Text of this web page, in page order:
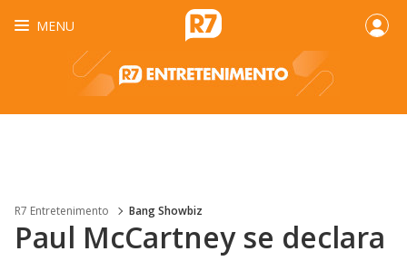
MENU
R7 Entretenimento Bang Showbiz
Paul McCartney se declara